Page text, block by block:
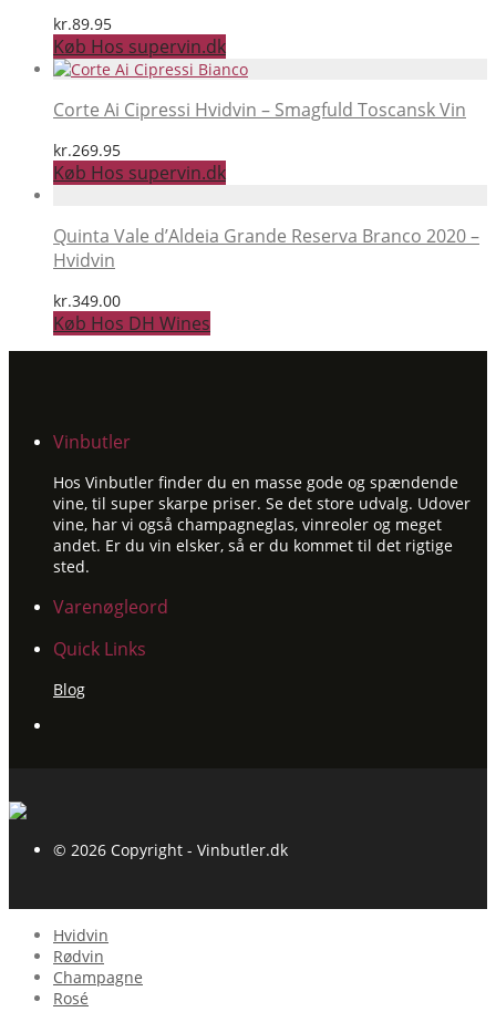
kr.89.95
Køb Hos supervin.dk
Corte Ai Cipressi Hvidvin – Smagfuld Toscansk Vin
kr.269.95
Køb Hos supervin.dk
Quinta Vale d’Aldeia Grande Reserva Branco 2020 –
Hvidvin
kr.349.00
Køb Hos DH Wines
Vinbutler
Hos Vinbutler finder du en masse gode og spændende
vine, til super skarpe priser. Se det store udvalg. Udover
vine, har vi også champagneglas, vinreoler og meget
andet. Er du vin elsker, så er du kommet til det rigtige
sted.
Varenøgleord
Quick Links
Blog
© 2026 Copyright - Vinbutler.dk
Hvidvin
Rødvin
Champagne
Rosé